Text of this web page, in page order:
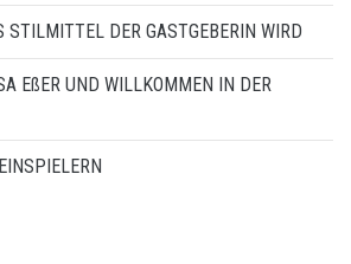
STILMITTEL DER GASTGEBERIN WIRD
EßER UND WILLKOMMEN IN DER